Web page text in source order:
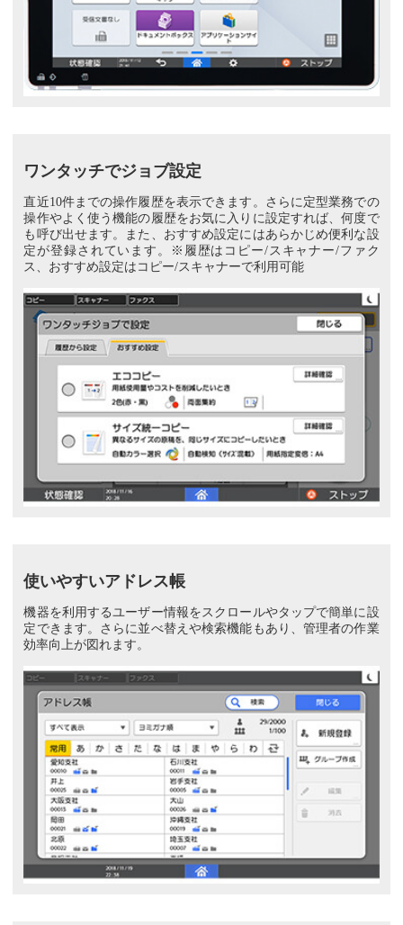
ワンタッチでジョブ設定
直近10件までの操作履歴を表示できます。さらに定型業務での
操作やよく使う機能の履歴をお気に入りに設定すれば、何度で
も呼び出せます。また、おすすめ設定にはあらかじめ便利な設
定が登録されています。※履歴はコピー/スキャナー/ファク
ス、おすすめ設定はコピー/スキャナーで利用可能
使いやすいアドレス帳
機器を利用するユーザー情報をスクロールやタップで簡単に設
定できます。さらに並べ替えや検索機能もあり、管理者の作業
効率向上が図れます。